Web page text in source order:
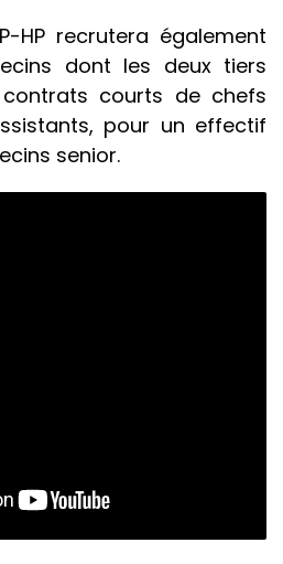
HP recrutera également
dont les deux tiers
courts de chefs
pour un effectif
senior.